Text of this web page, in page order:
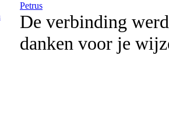
Petrus
De verbinding
danken voor je